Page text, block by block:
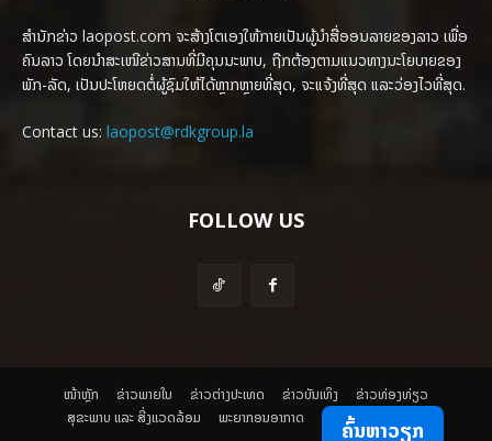
ສຳນັກຂ່າວ laopost.com ຈະສ້າງໂຕເອງໃຫ້ກາຍເປັນຜູ້ນຳສື່ອອນລາຍຂອງລາວ ເພື່ອ
ຄົນລາວ ໂດຍນຳສະເໜີຂ່າວສານທີ່ມີຄຸນນະພາບ, ຖືກຕ້ອງຕາມແນວທາງນະໂຍບາຍຂອງ
ພັກ-ລັດ, ເປັນປະໂຫຍດຕໍ່ຜູ້ຊົມໃຫ້ໄດ້ຫຼາກຫຼາຍທີ່ສຸດ, ຈະແຈ້ງທີ່ສຸດ ແລະວ່ອງໄວທີ່ສຸດ.
Contact us: laopost@rdkgroup.la
FOLLOW US
ໜ້າຫຼັກ ຂ່າວພາຍ​ໃນ ຂ່າວຕ່າງປະເທດ ​ຂ່າວບັນເທິງ
​ຂ່າວທ່ອງທ່ຽວ
ສຸຂະພາບ ແລະ ສີ່ງແວດລ້ອມ
ພະຍາກອນອາກາດ ຄົ້ນຫາວຽກ